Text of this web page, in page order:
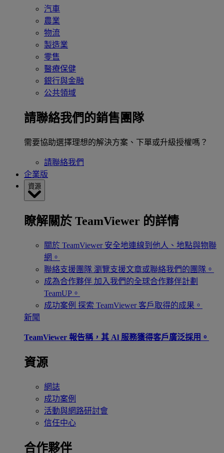
汽車
農業
物流
製造業
零售
醫療保健
銀行與金融
公共領域
請聯絡我們的銷售團隊
需要協助選擇理想的解決方案、下單或升級授權嗎？
請聯絡我們
企業版
資源
瞭解關於 TeamViewer 的詳情
關於 TeamViewer 安全地連線到他人、地點與物聯
網。
聯絡支援團隊 瀏覽支援文章或聯絡我們的團隊。
成為合作夥伴 加入我們的全球合作夥伴計劃
TeamUP。
成功案例 探索 TeamViewer 客戶取得的成果。
新聞
TeamViewer 報告稱，其 Al 服務獲得客戶廣泛採用。
資源
網誌
成功案例
活動與網路研討會
信任中心
合作夥伴